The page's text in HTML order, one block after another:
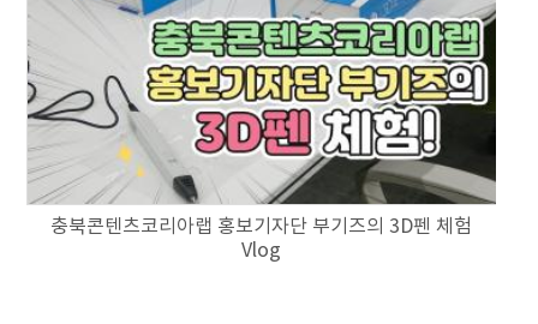
충북콘텐츠코리아랩 홍보기자단 부기즈의 3D펜 체험
Vlog